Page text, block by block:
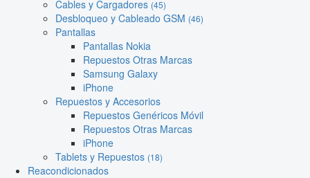
Cables y Cargadores (45)
Desbloqueo y Cableado GSM (46)
Pantallas
Pantallas Nokia
Repuestos Otras Marcas
Samsung Galaxy
iPhone
Repuestos y Accesorios
Repuestos Genéricos Móvil
Repuestos Otras Marcas
iPhone
Tablets y Repuestos (18)
Reacondicionados